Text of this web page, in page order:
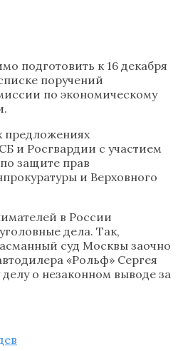
подготовить к 16 декабря
поручений
по экономическому
предложениях
и Росгвардии с участием
защите прав
и Верховного
в России
дела. Так,
суд Москвы заочно
«Рольф» Сергея
о незаконном выводе за